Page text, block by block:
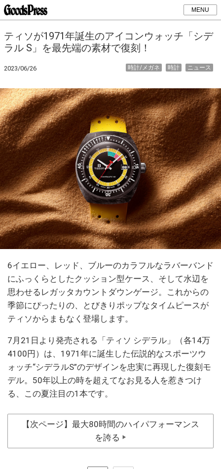
MENU
ティソが1971年誕生のアイコンウォッチ「シデ
ラル S」を最先端の素材で復刻！
2023/06/26 ニュース
時計
時計/メガネ
6イエロー、レッド、ブルーのカラフルなラバーバンド
にふっくらとしたクッション型ケース、そして水辺を
思わせるレガッタカウントダウンゲージ。これからの
季節にぴったりの、とびきりポップなタイムピースが
ティソからまもなく登場します。
7月21日より発売される「ティソ シデラル」（各14万
4100円）は、1971年に誕生した伝説的なスポーツウ
ォッチ“シデラルS”のデザインを忠実に再現した復刻モ
デル。50年以上の時を超えてなお見る人を惹きつけ
る、この夏注目の1本です。
【次ページ】最大80時間のハイパフォーマンス
を誇る
▶